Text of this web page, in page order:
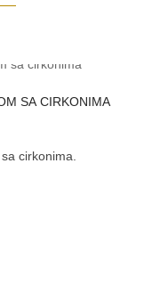
SA CIRKONIMA
cirkonima.